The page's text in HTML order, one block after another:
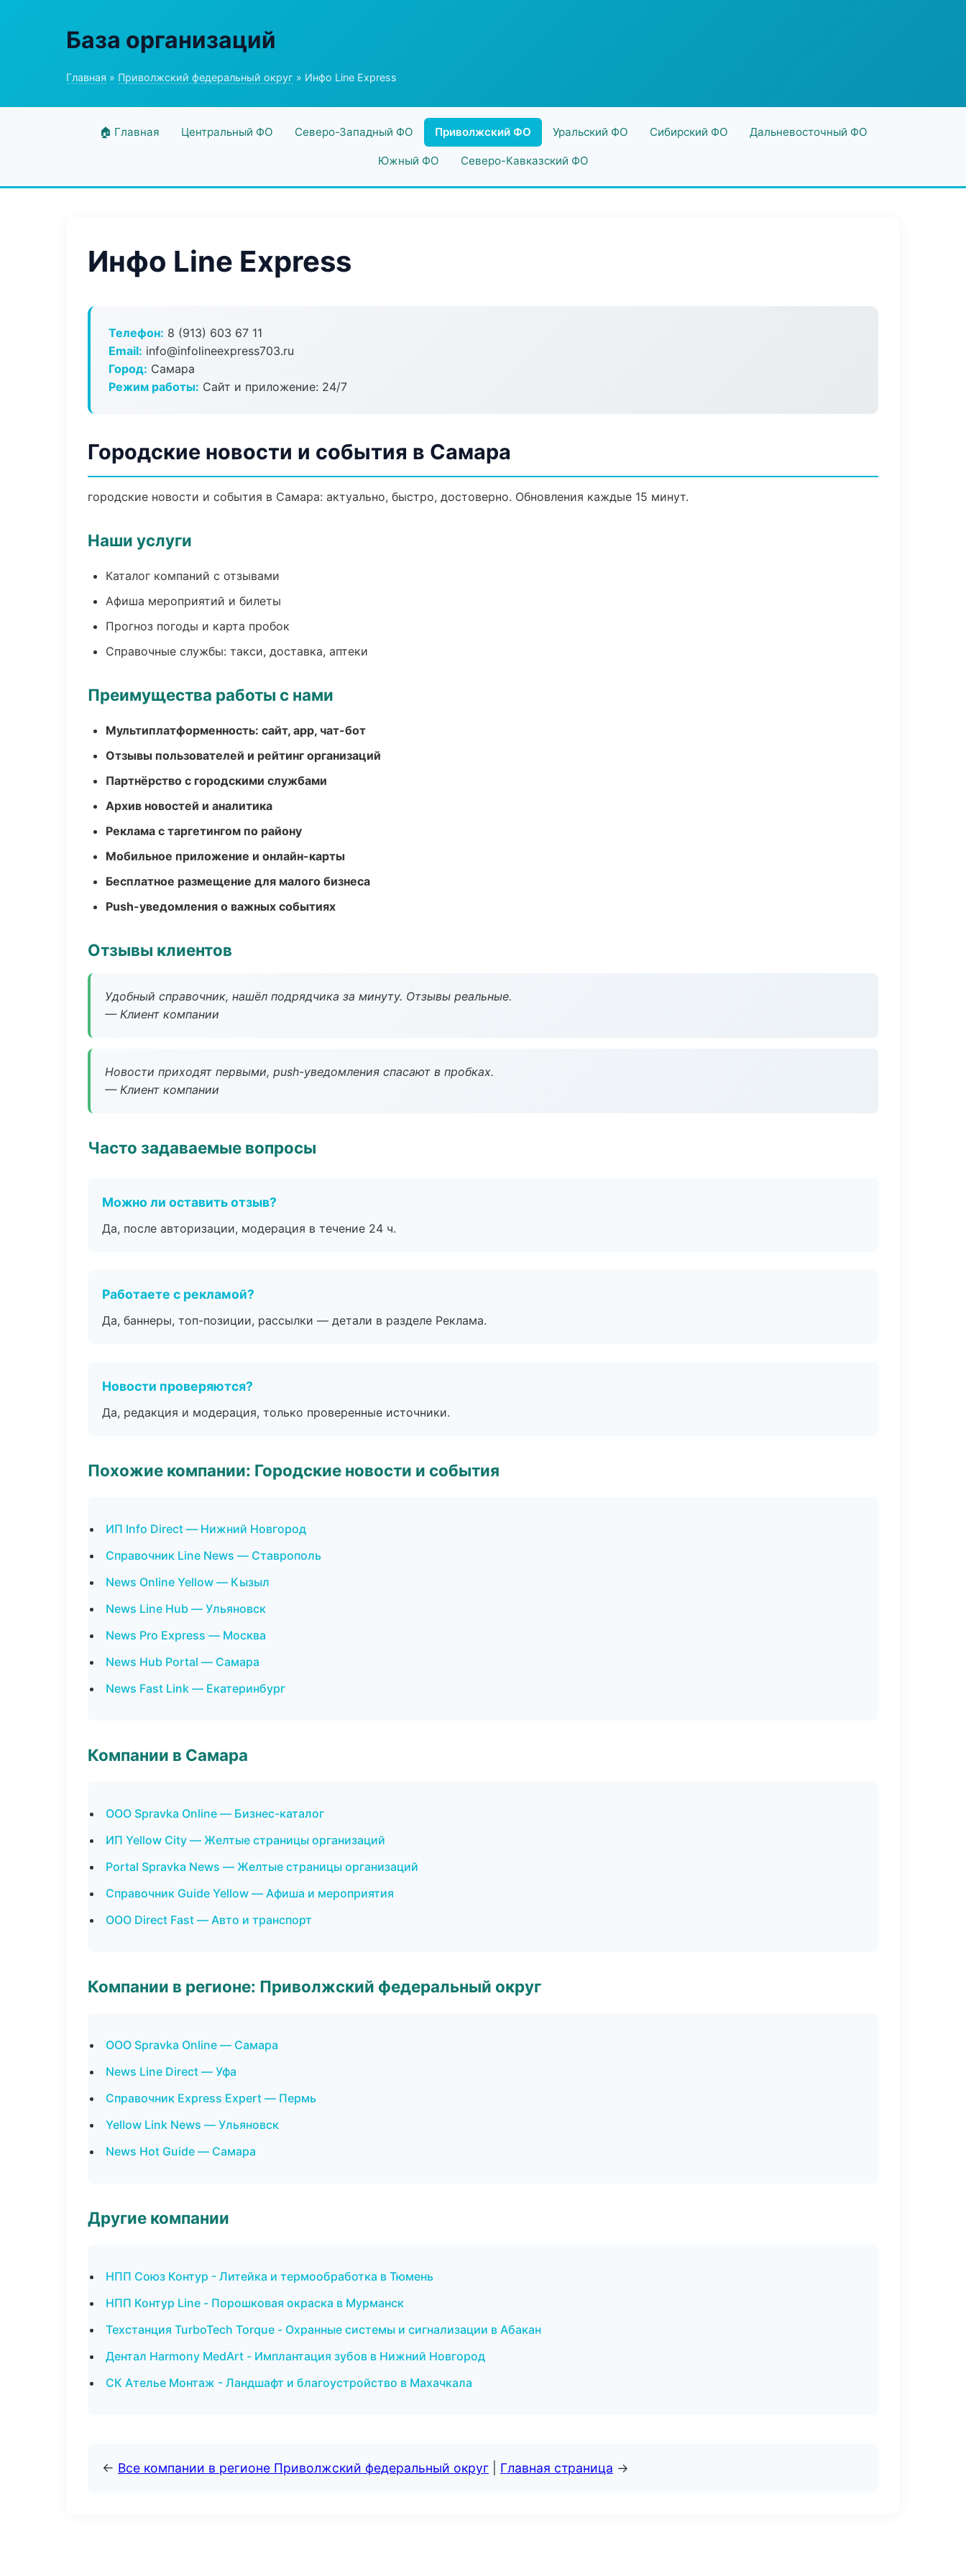
База организаций
Главная » Приволжский федеральный округ » Инфо Line Express
🏠 Главная Центральный ФО Северо-Западный ФО Приволжский ФО Уральский ФО Сибирский ФО Дальневосточный ФО
Южный ФО Северо-Кавказский ФО
Инфо Line Express
Телефон: 8 (913) 603 67 11
Email: info@infolineexpress703.ru
Город: Самара
Режим работы: Сайт и приложение: 24/7
Городские новости и события в Самара
городские новости и события в Самара: актуально, быстро, достоверно. Обновления каждые 15 минут.
Наши услуги
Каталог компаний с отзывами
Афиша мероприятий и билеты
Прогноз погоды и карта пробок
Справочные службы: такси, доставка, аптеки
Преимущества работы с нами
Мультиплатформенность: сайт, app, чат-бот
Отзывы пользователей и рейтинг организаций
Партнёрство с городскими службами
Архив новостей и аналитика
Реклама с таргетингом по району
Мобильное приложение и онлайн-карты
Бесплатное размещение для малого бизнеса
Push-уведомления о важных событиях
Отзывы клиентов
Удобный справочник, нашёл подрядчика за минуту. Отзывы реальные.
— Клиент компании
Новости приходят первыми, push-уведомления спасают в пробках.
— Клиент компании
Часто задаваемые вопросы
Можно ли оставить отзыв?
Да, после авторизации, модерация в течение 24 ч.
Работаете с рекламой?
Да, баннеры, топ-позиции, рассылки — детали в разделе Реклама.
Новости проверяются?
Да, редакция и модерация, только проверенные источники.
Похожие компании: Городские новости и события
ИП Info Direct — Нижний Новгород
Справочник Line News — Ставрополь
News Online Yellow — Кызыл
News Line Hub — Ульяновск
News Pro Express — Москва
News Hub Portal — Самара
News Fast Link — Екатеринбург
Компании в Самара
ООО Spravka Online — Бизнес-каталог
ИП Yellow City — Желтые страницы организаций
Portal Spravka News — Желтые страницы организаций
Справочник Guide Yellow — Афиша и мероприятия
ООО Direct Fast — Авто и транспорт
Компании в регионе: Приволжский федеральный округ
ООО Spravka Online — Самара
News Line Direct — Уфа
Справочник Express Expert — Пермь
Yellow Link News — Ульяновск
News Hot Guide — Самара
Другие компании
НПП Союз Контур - Литейка и термообработка в Тюмень
НПП Контур Line - Порошковая окраска в Мурманск
Техстанция TurboTech Torque - Охранные системы и сигнализации в Абакан
Дентал Harmony MedArt - Имплантация зубов в Нижний Новгород
СК Ателье Монтаж - Ландшафт и благоустройство в Махачкала
← Все компании в регионе Приволжский федеральный округ Главная страница →